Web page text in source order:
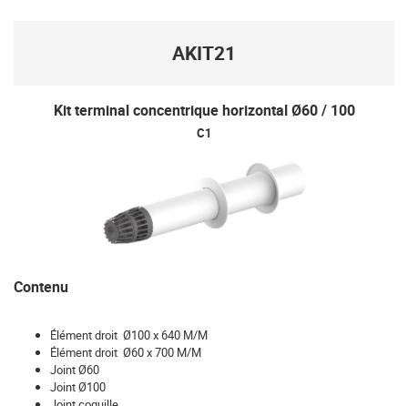
AKIT21
Kit terminal concentrique horizontal Ø60 / 100
C1
Contenu
Élément droit Ø100 x 640 M/M
Élément droit Ø60 x 700 M/M
Joint Ø60
Joint Ø100